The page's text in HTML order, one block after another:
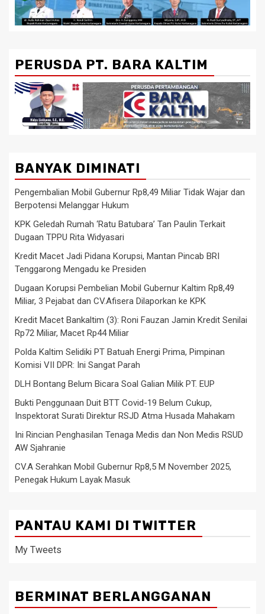
PERUSDA PT. BARA KALTIM
BANYAK DIMINATI
Pengembalian Mobil Gubernur Rp8,49 Miliar Tidak Wajar dan
Berpotensi Melanggar Hukum
KPK Geledah Rumah ‘Ratu Batubara’ Tan Paulin Terkait
Dugaan TPPU Rita Widyasari
Kredit Macet Jadi Pidana Korupsi, Mantan Pincab BRI
Tenggarong Mengadu ke Presiden
Dugaan Korupsi Pembelian Mobil Gubernur Kaltim Rp8,49
Miliar, 3 Pejabat dan CV.Afisera Dilaporkan ke KPK
Kredit Macet Bankaltim (3): Roni Fauzan Jamin Kredit Senilai
Rp72 Miliar, Macet Rp44 Miliar
Polda Kaltim Selidiki PT Batuah Energi Prima, Pimpinan
Komisi VII DPR: Ini Sangat Parah
DLH Bontang Belum Bicara Soal Galian Milik PT. EUP
Bukti Penggunaan Duit BTT Covid-19 Belum Cukup,
Inspektorat Surati Direktur RSJD Atma Husada Mahakam
Ini Rincian Penghasilan Tenaga Medis dan Non Medis RSUD
AW Sjahranie
CV.A Serahkan Mobil Gubernur Rp8,5 M November 2025,
Penegak Hukum Layak Masuk
PANTAU KAMI DI TWITTER
My Tweets
BERMINAT BERLANGGANAN